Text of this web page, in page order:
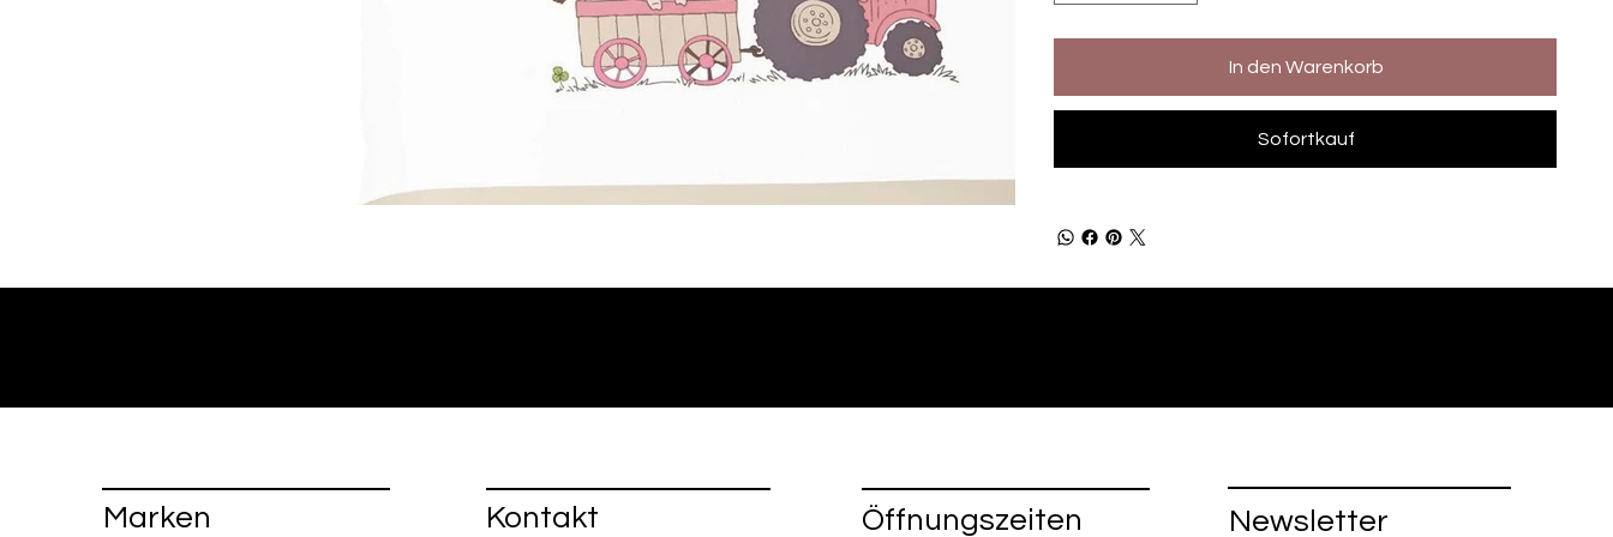
In den Warenkorb
Sofortkauf
Marken Kontakt Öffnungszeiten Newsletter